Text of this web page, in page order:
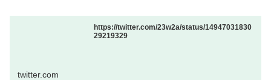
https://twitter.com/23w2a/status/14947031830
29219329
twitter.com